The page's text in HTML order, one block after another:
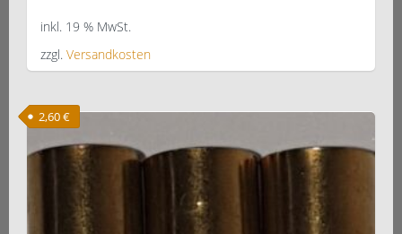
inkl. 19 % MwSt.
zzgl. Versandkosten
2,60€